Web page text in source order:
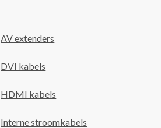
AV extenders
DVI kabels
HDMI kabels
Interne stroomkabels